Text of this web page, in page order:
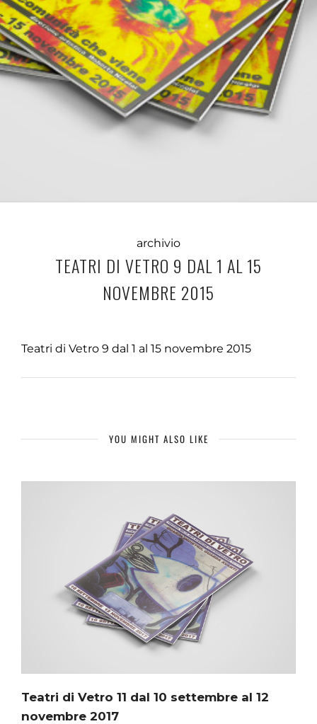
archivio
TEATRI DI VETRO 9 DAL 1 AL 15
NOVEMBRE 2015
Teatri di Vetro 9 dal 1 al 15 novembre 2015
YOU MIGHT ALSO LIKE
Teatri di Vetro 11 dal 10 settembre al 12
novembre 2017